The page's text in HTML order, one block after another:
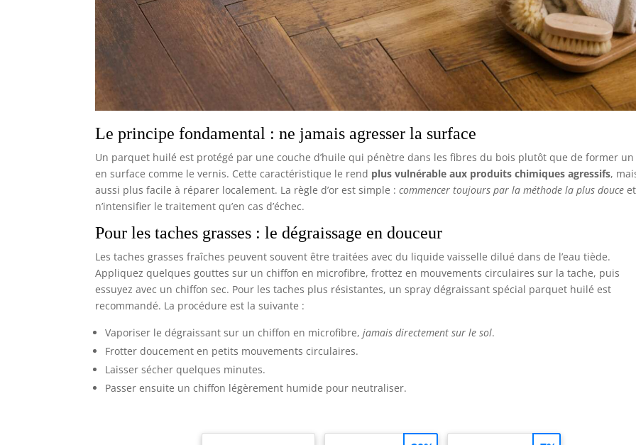
Le principe fondamental : ne jamais agresser la surface
Un parquet huilé est protégé par une couche d’huile qui pénètre dans les fibres du bois plutôt que de former
en surface comme le vernis. Cette caractéristique le rend plus vulnérable aux produits chimiques agressifs,
aussi plus facile à réparer localement. La règle d’or est simple :commencer toujours par la méthode la plus douce et
n’intensifier le traitement qu’en cas d’échec.
Pour les taches grasses : le dégraissage en douceur
Les taches grasses fraîches peuvent souvent être traitées avec du liquide vaisselle dilué dans de l’eau tiède.
Appliquez quelques gouttes sur un chiffon en microfibre, frottez en mouvements circulaires sur la tache, puis
essuyez avec un chiffon sec. Pour les taches plus résistantes, un spray dégraissant spécial parquet huilé est
recommandé. La procédure est la suivante :
Vaporiser le dégraissant sur un chiffon en microfibre,jamais directement sur le sol.
Frotter doucement en petits mouvements circulaires.
Laisser sécher quelques minutes.
Passer ensuite un chiffon légèrement humide pour neutraliser.